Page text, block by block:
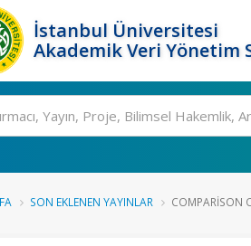
İstanbul Üniversitesi
Akademik Veri Yönetim
SON EKLENEN YAYINLAR COMPARISON